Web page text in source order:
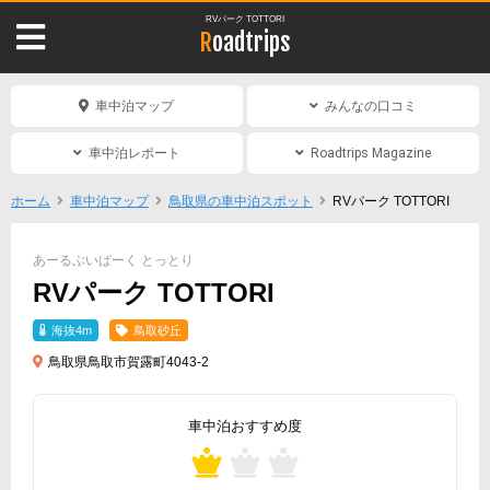
RVパーク TOTTORI
Roadtrips
車中泊マップ みんなの口コミ
車中泊レポート Roadtrips Magazine
ホーム 車中泊マップ 鳥取県の車中泊スポット RVパーク TOTTORI
あーるぶいぱーく とっとり
RVパーク TOTTORI
海抜4m 鳥取砂丘
鳥取県鳥取市賀露町4043-2
車中泊おすすめ度